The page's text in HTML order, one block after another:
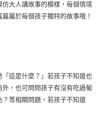
大人講故事的模樣，每個情境
屬於每個孩子獨特的故事哦！
這是什麼？」若孩子不知道也
，也可問問孩子有沒有吃過葡
等相關問題，若孩子不知道